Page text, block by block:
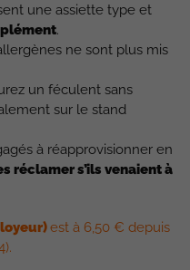
une assiette type et
.
ne sont plus mis
un féculent sans
sur le stand
à réapprovisionner en
réclamer s’ils venaient à
est à 6,50 € depuis